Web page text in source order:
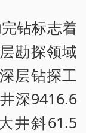
钻标志着
勘探领域
层钻探工
深9416.6
井斜61.5